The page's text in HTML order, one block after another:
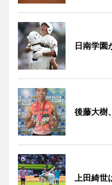
日南学
後藤大樹
上田綺